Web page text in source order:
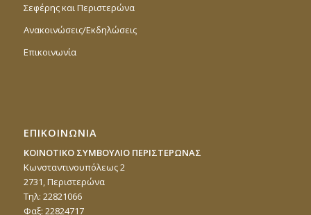
Σεφέρης και Περιστερώνα
Ανακοινώσεις/Εκδηλώσεις
Επικοινωνία
ΕΠΙΚΟΙΝΩΝΙΑ
ΚΟΙΝΟΤΙΚΟ ΣΥΜΒΟΥΛΙΟ ΠΕΡΙΣΤΕΡΩΝΑΣ
Κωνσταντινουπόλεως 2
2731, Περιστερώνα
Τηλ: 22821066
Φαξ: 22824717